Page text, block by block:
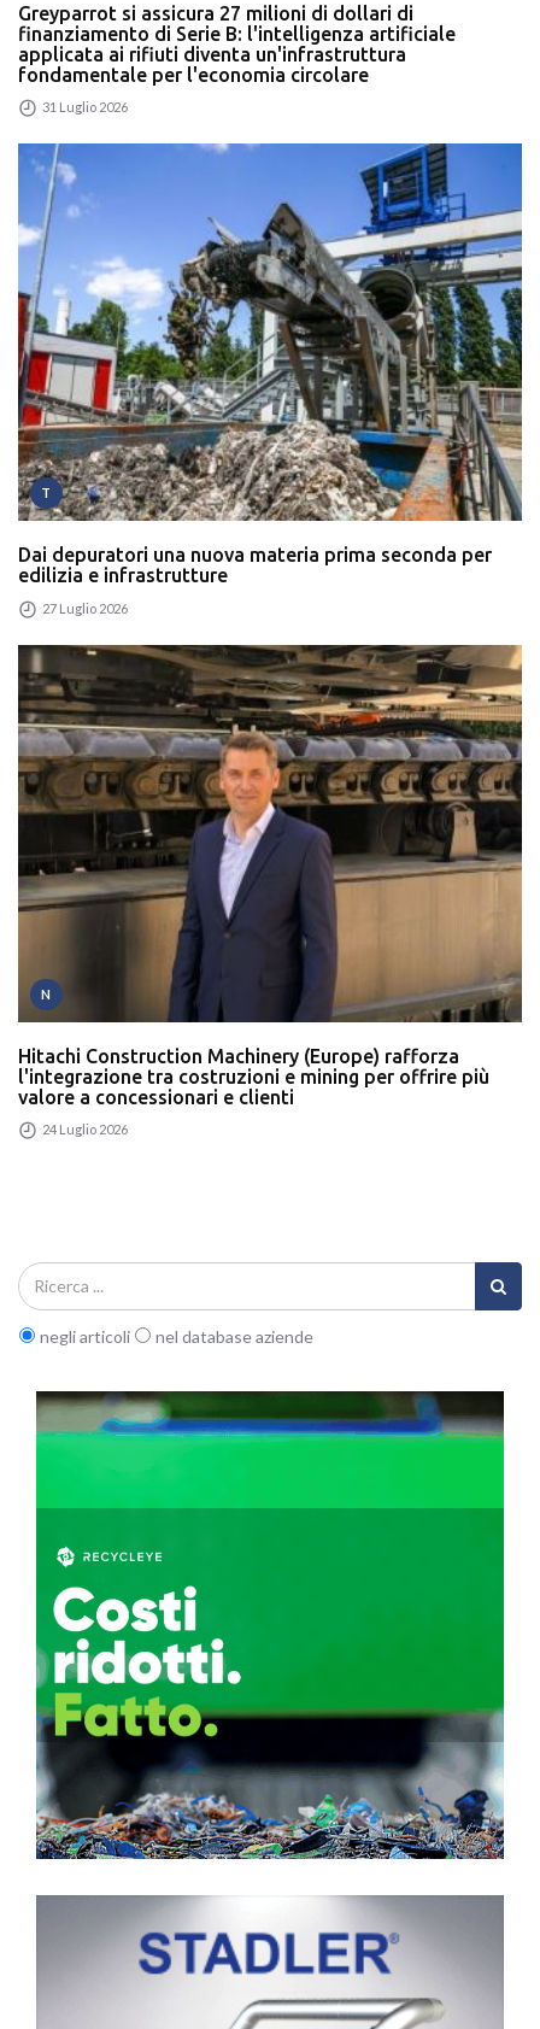
Greyparrot si assicura 27 milioni di dollari di
finanziamento di Serie B: l'intelligenza artificiale
applicata ai rifiuti diventa un'infrastruttura
fondamentale per l'economia circolare
31 Luglio 2026
T
Dai depuratori una nuova materia prima seconda per
edilizia e infrastrutture
27 Luglio 2026
N
Hitachi Construction Machinery (Europe) rafforza
l'integrazione tra costruzioni e mining per offrire più
valore a concessionari e clienti
24 Luglio 2026
negli articoli nel database aziende